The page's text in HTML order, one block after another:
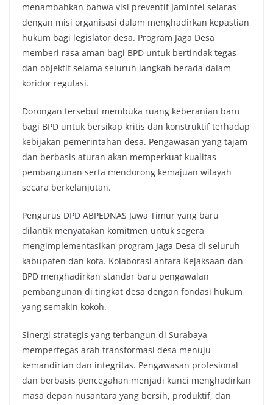
menambahkan bahwa visi preventif Jamintel selaras
dengan misi organisasi dalam menghadirkan kepastian
hukum bagi legislator desa. Program Jaga Desa
memberi rasa aman bagi BPD untuk bertindak tegas
dan objektif selama seluruh langkah berada dalam
koridor regulasi.
Dorongan tersebut membuka ruang keberanian baru
bagi BPD untuk bersikap kritis dan konstruktif terhadap
kebijakan pemerintahan desa. Pengawasan yang tajam
dan berbasis aturan akan memperkuat kualitas
pembangunan serta mendorong kemajuan wilayah
secara berkelanjutan.
Pengurus DPD ABPEDNAS Jawa Timur yang baru
dilantik menyatakan komitmen untuk segera
mengimplementasikan program Jaga Desa di seluruh
kabupaten dan kota. Kolaborasi antara Kejaksaan dan
BPD menghadirkan standar baru pengawalan
pembangunan di tingkat desa dengan fondasi hukum
yang semakin kokoh.
Sinergi strategis yang terbangun di Surabaya
mempertegas arah transformasi desa menuju
kemandirian dan integritas. Pengawasan profesional
dan berbasis pencegahan menjadi kunci menghadirkan
masa depan nusantara yang bersih, produktif, dan